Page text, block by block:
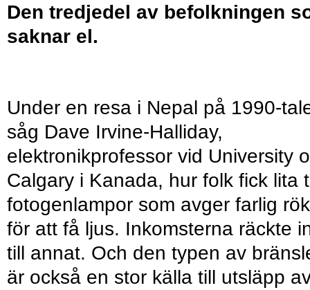
Den tredjedel av befolkningen
saknar el.
Under en resa i Nepal på 1990-
såg Dave Irvine-Halliday,
elektronikprofessor vid University
Calgary i Kanada, hur folk fick lita
fotogenlampor som avger farlig rök
för att få ljus. Inkomsterna räckte
till annat. Och den typen av
är också en stor källa till utsläpp